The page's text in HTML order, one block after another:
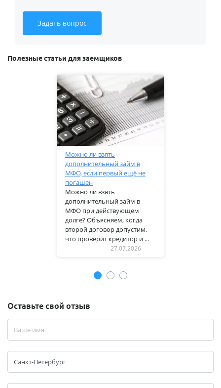
Задать вопрос
Полезные статьи для заемщиков
Можно ли взять
дополнительный займ в
МФО, если первый ещё не
погашен
Можно ли взять
дополнительный займ в
МФО при действующем
долге? Объясняем, когда
второй договор допустим,
что проверит кредитор и ...
27.07.2026
Оставьте свой отзыв